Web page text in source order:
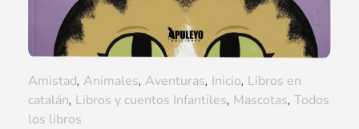
Amistad, Animales, Aventuras, Inicio, Libros en
catalán, Libros y cuentos Infantiles, Mascotas, Todos
los libros